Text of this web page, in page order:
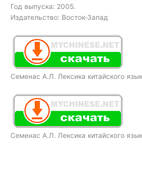
Год выпуска: 2005.
Издательство: Восток-Запад
Семенас А.Л. Лексика китайского
Семенас А.Л. Лексика китайского